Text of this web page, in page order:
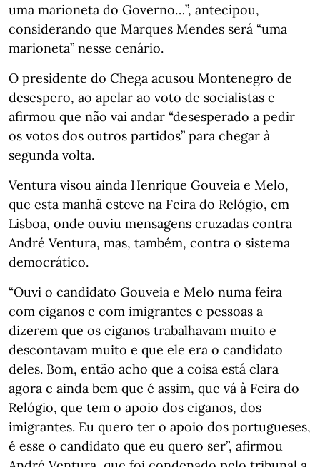
uma marioneta do Governo…”, antecipou,
considerando que Marques Mendes será “uma
marioneta” nesse cenário.
O presidente do Chega acusou Montenegro de
desespero, ao apelar ao voto de socialistas e
afirmou que não vai andar “desesperado a pedir
os votos dos outros partidos” para chegar à
segunda volta.
Ventura visou ainda Henrique Gouveia e Melo,
que esta manhã esteve na Feira do Relógio, em
Lisboa, onde ouviu mensagens cruzadas contra
André Ventura, mas, também, contra o sistema
democrático.
“Ouvi o candidato Gouveia e Melo numa feira
com ciganos e com imigrantes e pessoas a
dizerem que os ciganos trabalhavam muito e
descontavam muito e que ele era o candidato
deles. Bom, então acho que a coisa está clara
agora e ainda bem que é assim, que vá à Feira do
Relógio, que tem o apoio dos ciganos, dos
imigrantes. Eu quero ter o apoio dos portugueses,
é esse o candidato que eu quero ser”, afirmou